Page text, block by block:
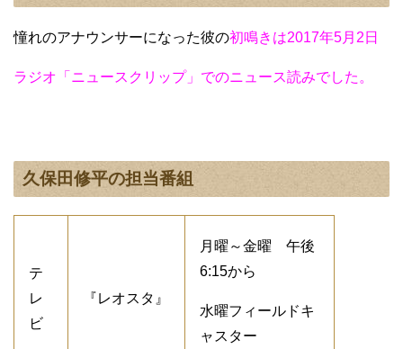
憧れのアナウンサーになった彼の初鳴きは2017年5月2日
ラジオ「ニュースクリップ」でのニュース読みでした。
久保田修平の担当番組
テ
レ
ビ
『レオスタ』
月曜～金曜 午後
6:15から
水曜フィールドキ
ャスター